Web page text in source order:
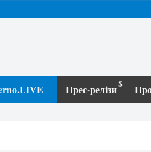
Прес-релізи